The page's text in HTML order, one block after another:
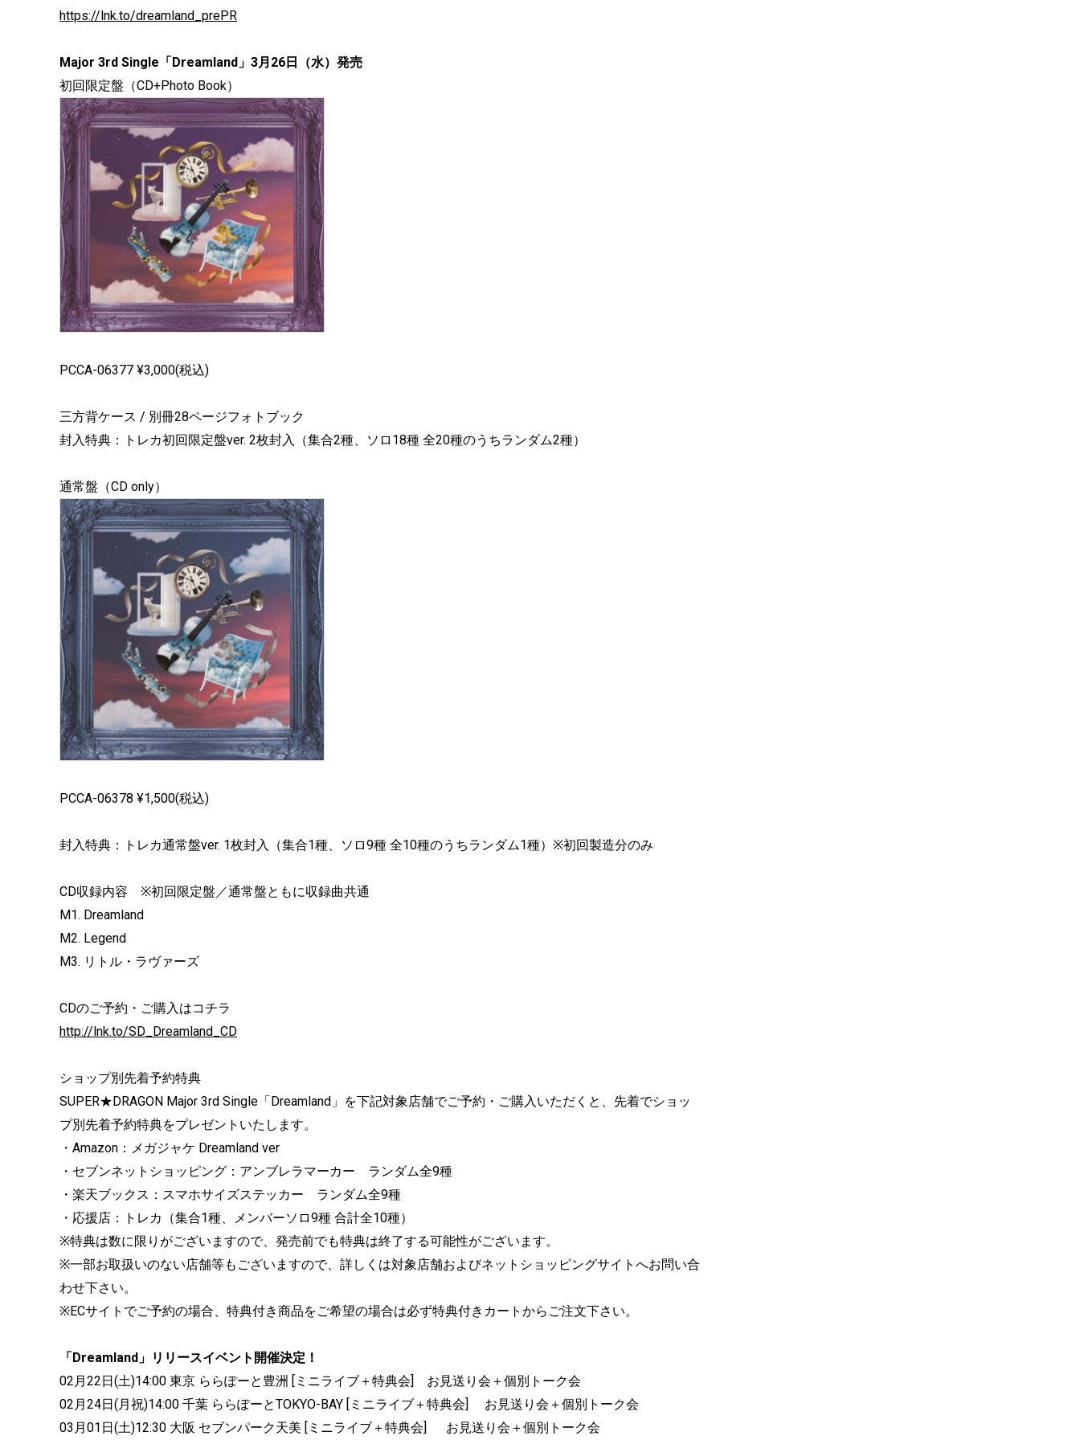
https://lnk.to/dreamland_prePR
Major 3rd Single「Dreamland」3月26日（水）発売
初回限定盤（CD+Photo Book）
PCCA-06377 ¥3,000(税込)
三方背ケース / 別冊28ページフォトブック
封入特典：トレカ初回限定盤ver. 2枚封入（集合2種、ソロ18種 全20種のうちランダム2種）
通常盤（CD only）
PCCA-06378 ¥1,500(税込)
封入特典：トレカ通常盤ver. 1枚封入（集合1種、ソロ9種 全10種のうちランダム1種）※初回製造分のみ
CD収録内容 ※初回限定盤／通常盤ともに収録曲共通
M1. Dreamland
M2. Legend
M3. リトル・ラヴァーズ
CDのご予約・ご購入はコチラ
http://lnk.to/SD_Dreamland_CD
ショップ別先着予約特典
SUPER★DRAGON Major 3rd Single「Dreamland」を下記対象店舗でご予約・ご購入いただくと、先着でショッ
プ別先着予約特典をプレゼントいたします。
・Amazon：メガジャケ Dreamland ver
・セブンネットショッピング：アンブレラマーカー ランダム全9種
・楽天ブックス：スマホサイズステッカー ランダム全9種
・応援店：トレカ（集合1種、メンバーソロ9種 合計全10種）
※特典は数に限りがございますので、発売前でも特典は終了する可能性がございます。
※一部お取扱いのない店舗等もございますので、詳しくは対象店舗およびネットショッピングサイトへお問い合
わせ下さい。
※ECサイトでご予約の場合、特典付き商品をご希望の場合は必ず特典付きカートからご注文下さい。
「Dreamland」リリースイベント開催決定！
02月22日(土)14:00 東京 ららぽーと豊洲 [ミニライブ＋特典会] お見送り会＋個別トーク会
02月24日(月祝)14:00 千葉 ららぽーとTOKYO-BAY [ミニライブ＋特典会] お見送り会＋個別トーク会
03月01日(土)12:30 大阪 セブンパーク天美 [ミニライブ＋特典会] お見送り会＋個別トーク会